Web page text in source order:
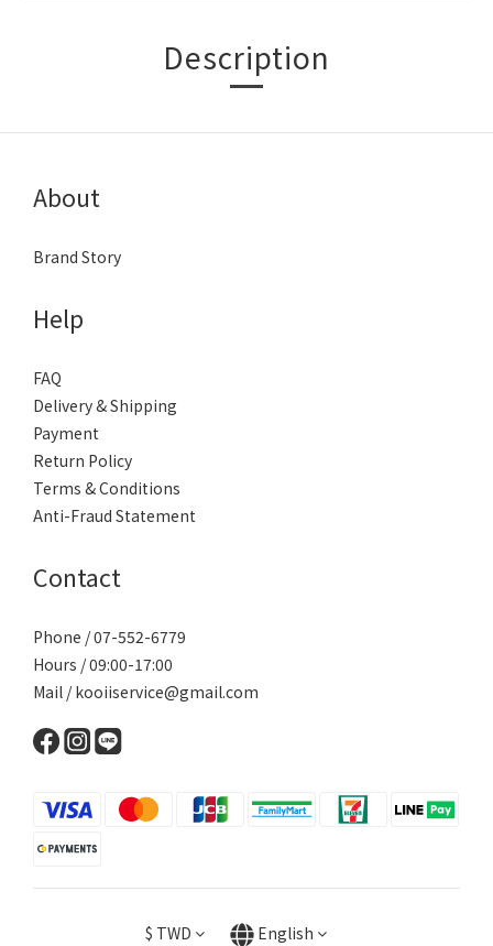
Description
About
Brand Story
Help
FAQ
Delivery & Shipping
Payment
Return Policy
Terms & Conditions
Anti-Fraud Statement
Contact
Phone / 07-552-6779
Hours / 09:00-17:00
Mail / kooiiservice@gmail.com
$ TWD English